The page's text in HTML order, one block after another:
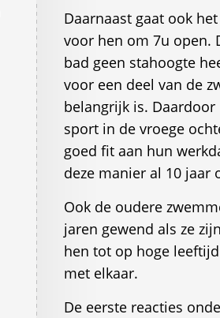
Daarnaast gaat ook
voor hen om 7u open.
bad geen stahoogte
voor een deel van de
belangrijk is.
sport in de vroege
goed fit aan hun
deze manier al 10 jaar
Ook de oudere
jaren gewend als ze
hen tot op hoge
met elkaar.
De eerste reacties